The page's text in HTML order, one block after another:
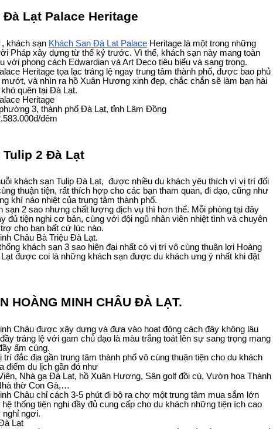
Lạt Palace Heritage
khách sạn Khách Sạn Đà Lạt Palace Heritage là một trong những
Pháp xây dựng từ thế kỷ trước. Vì thế, khách sạn này mang toàn
với phong cách Edwardian và Art Deco tiêu biểu và sang trọng.
Heritage tọa lạc tráng lệ ngay trung tâm thành phố, được bao phủ
mướt, và nhìn ra hồ Xuân Hương xinh đẹp, chắc chắn sẽ làm bạn hài
quên tại Đà Lạt.
Heritage
3, thành phố Đà Lạt, tỉnh Lâm Đồng
đêm
Tulip 2 Đà Lạt
khách sạn Tulip Đà Lạt, được nhiều du khách yêu thích vì vị trí đối
thuận tiện, rất thích hợp cho các bạn tham quan, đi dạo, cũng như
khí náo nhiệt của trung tâm thành phố.
sạn 2 sao nhưng chất lượng dịch vụ thì hơn thế. Mỗi phòng tại đây
đủ tiện nghi cơ bản, cùng với đội ngũ nhân viên nhiệt tình và chuyên
cho bạn bất cứ lúc nào.
Châu Bà Triệu Đà Lạt.
khách sạn 3 sao hiện đại nhất có vị trí vô cùng thuận lợi Hoàng
được coi là những khách sạn được du khách ưng ý nhất khi đặt
HOÀNG MINH CHÂU ĐÀ LẠT.
Châu được xây dựng và đưa vào hoạt động cách đây không lâu
tráng lệ với gam chủ đạo là màu trắng toát lên sự sang trọng mang
ấm cúng.
trí đắc địa gần trung tâm thành phố vô cùng thuận tiện cho du khách
điểm du lịch gần đó như
Nhà ga Đà Lạt, hồ Xuân Hương, Sân golf đồi cù, Vườn hoa Thành
thờ Con Gà,…
Châu chỉ cách 3-5 phút đi bộ ra chợ một trung tâm mua sắm lớn
thống tiện nghi đầy đủ cung cấp cho du khách những tiện ích cao
nghỉ ngơi.
Lạt